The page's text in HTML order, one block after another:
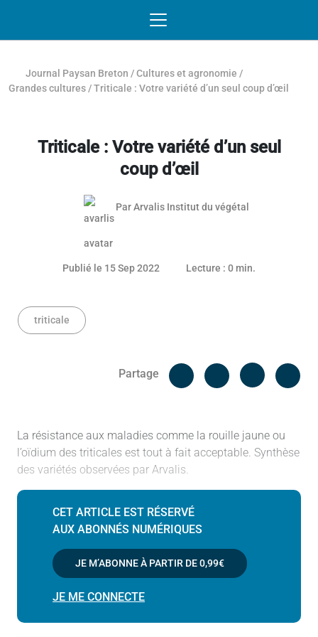
Journal Paysan Breton /Cultures et agronomie /
Grandes cultures /Triticale : Votre variété d’un seul coup d’œil
Triticale : Votre variété d’un seul
coup d’œil
Article réservé aux abonnés
ParArvalis Institut du végétal
Publié le 15 Sep 2022 25 mai 2023
Lecture : 0 min.
triticale
Partage
Facebook
La résistance aux maladies comme la rouille jaune ou
l’oïdium des triticales est tout à fait acceptable. Synthèse
des variétés observées par Arvalis.
CET ARTICLE EST RÉSERVÉ
AUX ABONNÉS NUMÉRIQUES
JE M’ABONNE À PARTIR DE0,99€
JE ME CONNECTE